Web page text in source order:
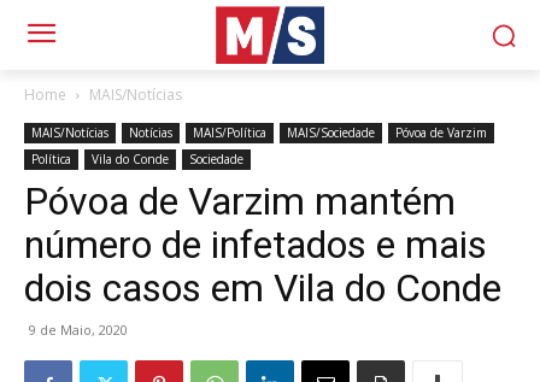
Home MAIS/Notícias
MAIS/Notícias Notícias MAIS/Política MAIS/Sociedade
Póvoa de Varzim
Política
Vila do Conde Sociedade
Póvoa de Varzim mantém
número de infetados e mais
dois casos em Vila do Conde
9 de Maio, 2020